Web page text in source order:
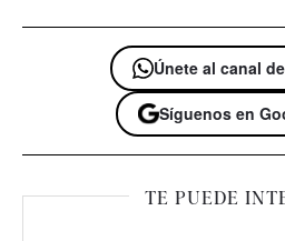
Únete al canal
Síguenos en
TE PUEDE